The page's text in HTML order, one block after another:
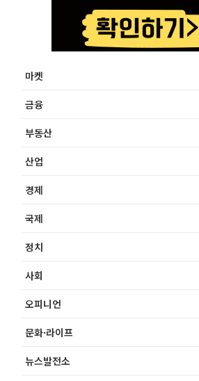
마켓
금융
부동산
산업
경제
국제
정치
사회
오피니언
문화·라이프
뉴스발전소